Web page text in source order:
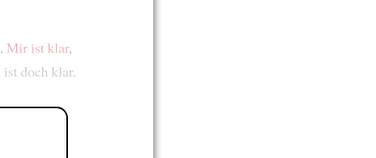
. Mir ist klar,
ist doch klar,